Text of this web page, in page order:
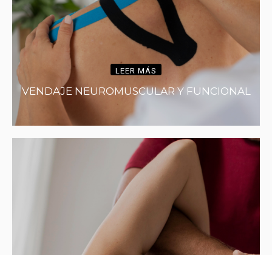
LEER MÁS
VENDAJE NEUROMUSCULAR Y FUNCIONAL